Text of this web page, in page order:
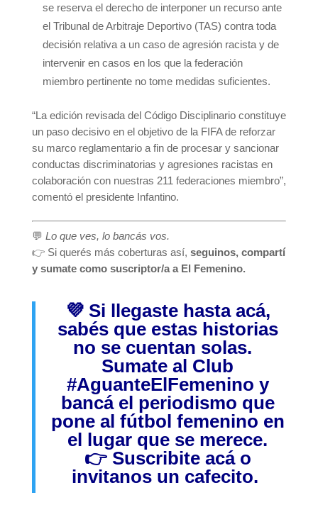
se reserva el derecho de interponer un recurso ante
el Tribunal de Arbitraje Deportivo (TAS) contra toda
decisión relativa a un caso de agresión racista y de
intervenir en casos en los que la federación
miembro pertinente no tome medidas suficientes.
“La edición revisada del Código Disciplinario constituye
un paso decisivo en el objetivo de la FIFA de reforzar
su marco reglamentario a fin de procesar y sancionar
conductas discriminatorias y agresiones racistas en
colaboración con nuestras 211 federaciones miembro”,
comentó el presidente Infantino.
💬 Lo que ves, lo bancás vos.
👉 Si querés más coberturas así, seguinos, compartí
y sumate como suscriptor/a a El Femenino.
💜 Si llegaste hasta acá,
sabés que estas historias
no se cuentan solas.
Sumate al Club
#AguanteElFemenino y
bancá el periodismo que
pone al fútbol femenino en
el lugar que se merece.
👉 Suscribite acáo
invitanos un cafecito.